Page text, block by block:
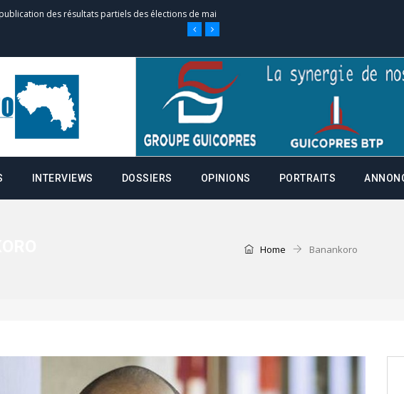
des résultats partiels des élections de mai
DGE active un centre d’appel, joignable au 105, ouvert
du 31 mai : fin des campagnes ce jeudi 28 mai à
relatif à la délivrance de la fiche de procuration
du 31 mai : retrait des cartes d’électeurs possible
INTERVIEWS DOSSIERS OPINIONS PORTRAITS
Home Banankoro